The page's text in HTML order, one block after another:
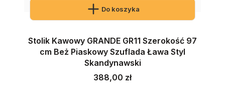
Do koszyka
Stolik Kawowy GRANDE GR11 Szerokość 97
cm Beż Piaskowy Szuflada Ława Styl
Skandynawski
Cena
388,00 zł